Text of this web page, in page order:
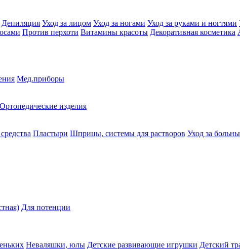
Депиляция Уход за лицом Уход за ногами Уход за руками и ногтями
Против перхоти Витамины красоты Декоративная косметика
Мед.приборы
Ортопедические изделия
Пластыри Шприцы, системы для растворов Уход за
Для потенции
Неваляшки, юлы Детские развивающие игрушки Детский